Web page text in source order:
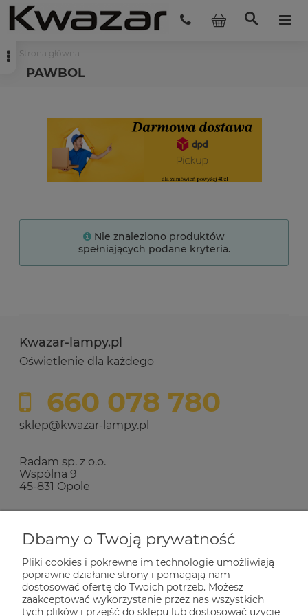
Strona główna
PAWBOL
Nie znaleziono produktów
spełniających podane kryteria.
Kwazar-lampy.pl
Oświetlenie dla każdego
660 078 780
sklep@kwazar-lampy.pl
Radam sp. z o.o.
Wspólna 9
45-831 Opole
Zakupy
Pomoc
Dbamy o Twoją prywatność
Pliki cookies i pokrewne im technologie umożliwiają
poprawne działanie strony i pomagają nam
dostosować ofertę do Twoich potrzeb. Możesz
zaakceptować wykorzystanie przez nas wszystkich
tych plików i przejść do sklepu lub dostosować użycie